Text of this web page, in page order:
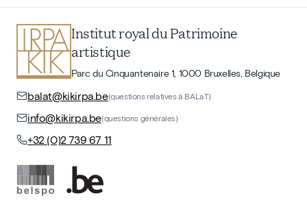
Institut royal du Patrimoine
artistique
Parc du Cinquantenaire 1, 1000 Bruxelles, Belgique
balat@kikirpa.be(questions relatives à BALaT)
info@kikirpa.be(questions générales)
+32 (0)2 739 67 11